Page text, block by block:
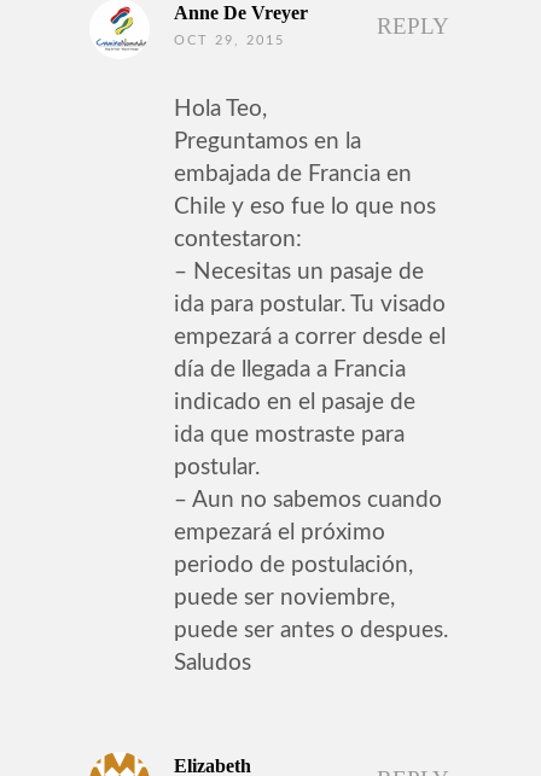
Anne De Vreyer
OCT 29, 2015
REPLY
Hola Teo,
Preguntamos en la
embajada de Francia en
Chile y eso fue lo que nos
contestaron:
– Necesitas un pasaje de
ida para postular. Tu visado
empezará a correr desde el
día de llegada a Francia
indicado en el pasaje de
ida que mostraste para
postular.
– Aun no sabemos cuando
empezará el próximo
periodo de postulación,
puede ser noviembre,
puede ser antes o despues.
Saludos
Elizabeth